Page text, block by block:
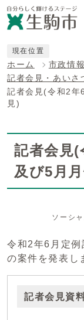
現在位置
ホーム 市政情報
記者会見・あいさ
記者会見(令和2年
見)
記者会見(
及び5月
ソーシ
令和2年6月定
の案件を発表し
記者会見資